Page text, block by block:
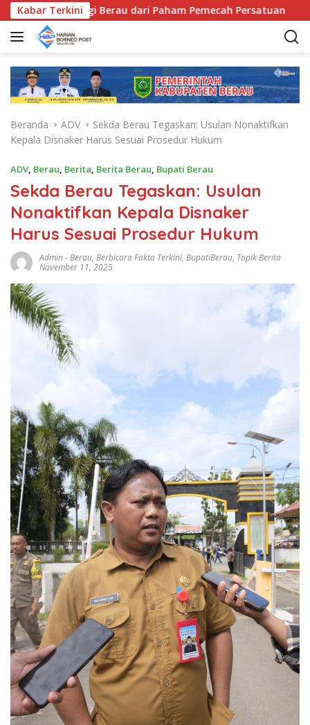
a
Kabar Terkini
Berau dari Paham Pemecah Persatuan Sri
Beranda ADV
Sekda Berau Tegaskan: Usulan Nonaktifkan
Kepala Disnaker Harus Sesuai Prosedur Hukum
ADV, Berau, Berita, Berita Berau, Bupati Berau
Sekda Berau Tegaskan: Usulan
Nonaktifkan Kepala Disnaker
Harus Sesuai Prosedur Hukum
Admin-Berau, Berbicara Fakta Terkini, BupatiBerau, Topik Berita
November 11, 2025